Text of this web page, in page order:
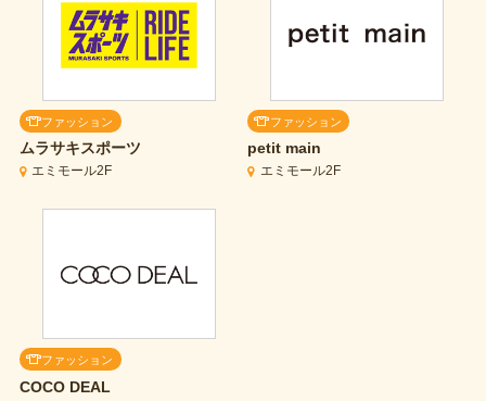
ファッション
ムラサキスポーツ
エミモール2F
ファッション
petit main
エミモール2F
ファッション
COCO DEAL